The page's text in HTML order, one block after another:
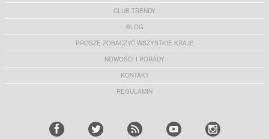
CLUB TRENDY
BLOG
PROSZĘ ZOBACZYĆ WSZYSTKIE KRAJE
NOWOŚCI I PORADY
KONTAKT
REGULAMIN